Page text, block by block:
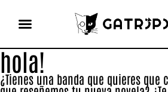
hola!
¿Tienes una banda que quieres que